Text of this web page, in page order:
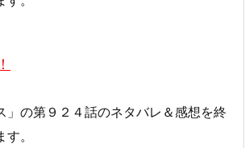
」の第９２４話のネタバレ＆感想を終
。